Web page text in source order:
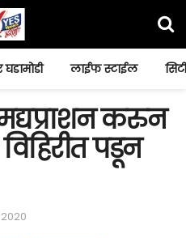
घडामोडी लाईफ स्टाईल
करुन
पडून